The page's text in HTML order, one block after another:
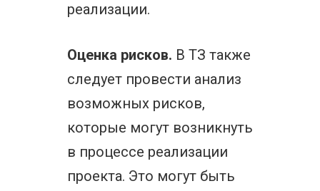
реализации.
Оценка рисков. В ТЗ также
следует провести анализ
возможных рисков,
которые могут возникнуть
в процессе реализации
проекта. Это могут быть